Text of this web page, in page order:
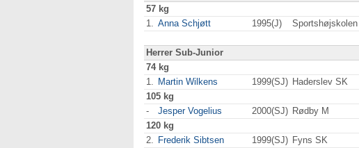
57 kg
1. Anna Schjøtt 1995(J) Sportshøjskolen
Herrer Sub-Junior
74 kg
1. Martin Wilkens 1999(SJ) Haderslev SK
105 kg
-
Jesper Vogelius 2000(SJ) Rødby M
120 kg
2. Frederik Sibtsen 1999(SJ) Fyns SK